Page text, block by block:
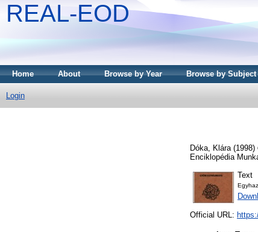
REAL-EOD
Home About Browse by Year Browse by Subject
Login
Dóka, Klára (1998)
Enciklopédia
Text
Official URL: